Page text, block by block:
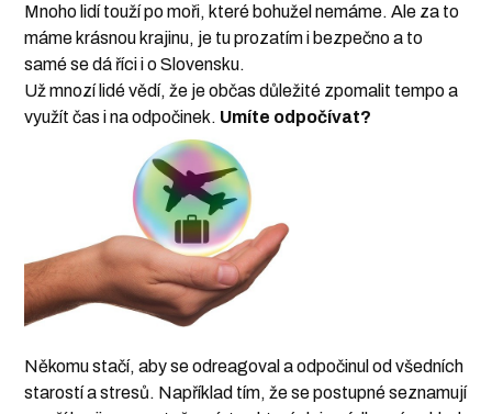
Mnoho lidí touží po moři, které bohužel nemáme. Ale za to
máme krásnou krajinu, je tu prozatím i bezpečno a to
samé se dá říci i o Slovensku.
Už mnozí lidé vědí, že je občas důležité zpomalit tempo a
využít čas i na odpočinek. Umíte odpočívat?
Někomu stačí, aby se odreagoval a odpočinul od všedních
starostí a stresů. Například tím, že se postupné seznamují